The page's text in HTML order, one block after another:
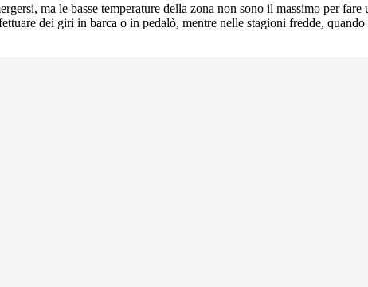
ma le basse temperature della zona non sono il massimo per
dei giri in barca o in pedalò, mentre nelle stagioni fredde,